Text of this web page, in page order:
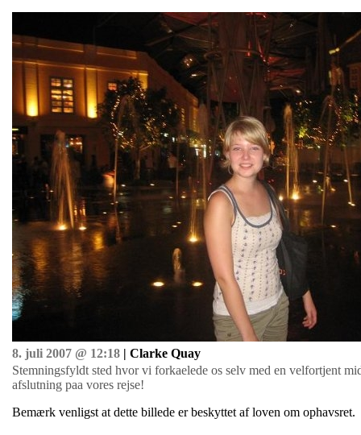
8. juli 2007 @ 12:18 | Clarke Quay
Stemningsfyldt sted hvor vi forkaelede os selv med en velfortjent
afslutning paa vores rejse!
Bemærk venligst at dette billede er beskyttet af loven om ophavsret.